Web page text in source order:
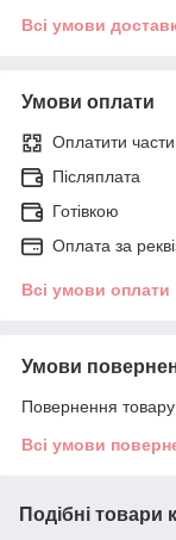
Всі умови
Умови оплати
Оплатити
Післяплата
Готівкою
Оплата за
Всі умови оплати
Умови
Повернення
Всі умови
Подібні товари